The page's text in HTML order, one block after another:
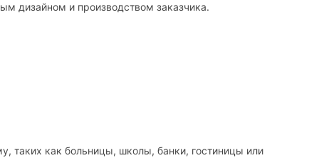
дизайном и производством заказчика.
таких как больницы, школы, банки, гостиницы или